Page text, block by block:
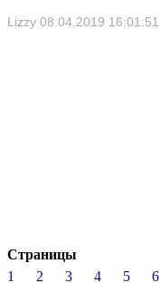
Lizzy 08.04.2019 16:01:51
Страницы
1
2 3 4 5 6